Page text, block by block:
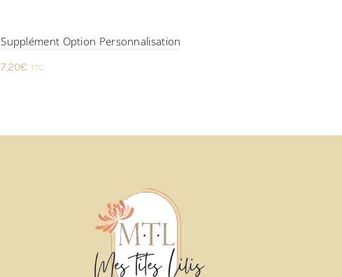
Supplément Option Personnalisation
7,20€ TTC